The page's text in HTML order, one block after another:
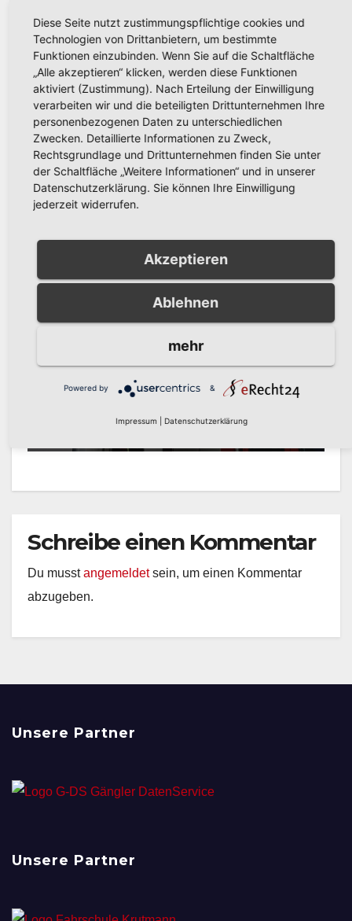
Arnsberger gratulieren der
Partnerstadt Olesno zum
800-jährigen Stadtjubiläum
JULI 27, 2026 RONNY GÄNGLER
AKTUELLES
Schützenfest Bachum 2026:
Festzug in Bachum jetzt
Landesweiter Warntag am
Donnerstag, 12. März 2026
Schreibe einen Kommentar
Du musstangemeldetsein, um einen Kommentar
abzugeben.
Unsere Partner
Unsere Partner
Diese Seite nutzt zustimmungspflichtige cookies und
Technologien von Drittanbietern, um bestimmte
Funktionen einzubinden. Wenn Sie auf die Schaltfläche
„Alle akzeptieren“ klicken, werden diese Funktionen
aktiviert (Zustimmung). Nach Erteilung der Einwilligung
verarbeiten wir und die beteiligten Drittunternehmen Ihre
personenbezogenen Daten zu unterschiedlichen
Zwecken. Detaillierte Informationen zu Zweck,
Rechtsgrundlage und Drittunternehmen finden Sie unter
der Schaltfläche „Weitere Informationen“ und in unserer
Datenschutzerklärung. Sie können Ihre Einwilligung
jederzeit widerrufen.
Akzeptieren
Ablehnen
mehr
Powered by &
Impressum Datenschutzerklärung